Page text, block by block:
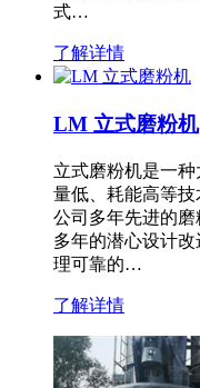
式…
了解详情
LM 立式磨粉机
立式磨粉机是一
量低、耗能高等
公司多年先进的
多年的潜心设计
理可靠的…
了解详情